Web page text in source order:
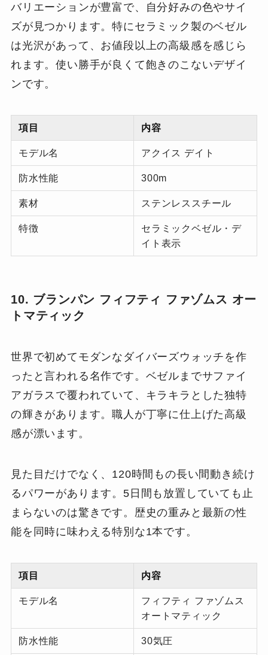
バリエーションが豊富で、自分好みの色やサイ
ズが見つかります。特にセラミック製のベゼル
は光沢があって、お値段以上の高級感を感じら
れます。使い勝手が良くて飽きのこないデザイ
ンです。
項目 内容
モデル名 アクイス デイト
防水性能 300m
素材 ステンレススチール
特徴
セラミックベゼル・デ
イト表示
10. ブランパン フィフティ ファゾムス オー
トマティック
世界で初めてモダンなダイバーズウォッチを作
ったと言われる名作です。ベゼルまでサファイ
アガラスで覆われていて、キラキラとした独特
の輝きがあります。職人が丁寧に仕上げた高級
感が漂います。
見た目だけでなく、120時間もの長い間動き続け
るパワーがあります。5日間も放置していても止
まらないのは驚きです。歴史の重みと最新の性
能を同時に味わえる特別な1本です。
項目 内容
モデル名
フィフティ ファゾムス
オートマティック
防水性能 30気圧